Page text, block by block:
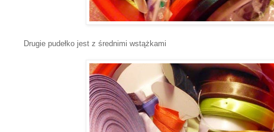
Drugie pudełko jest z średnimi wstążkami